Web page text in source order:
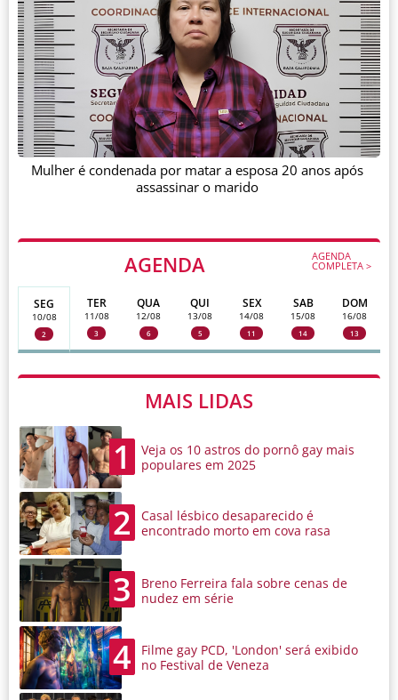
AGENDA AGENDA
COMPLETA >
SEG
10/08
2
TER
11/08
3
QUA
12/08
6
QUI
13/08
5
SEX
14/08
11
SAB
15/08
14
DOM
16/08
13
MAIS LIDAS
1
Veja os 10 astros do pornô gay mais
populares em 2025
2
Casal lésbico desaparecido é
encontrado morto em cova rasa
3
Breno Ferreira fala sobre cenas de
nudez em série
4
Filme gay PCD, 'London' será exibido
no Festival de Veneza
Mulher é condenada por matar a esposa 20 anos após
assassinar o marido